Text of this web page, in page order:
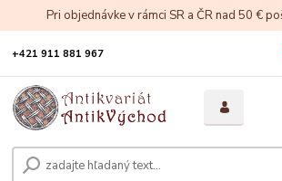
Pri objednávke v rámci SR a ČR nad 50 €
+421 911 881 967